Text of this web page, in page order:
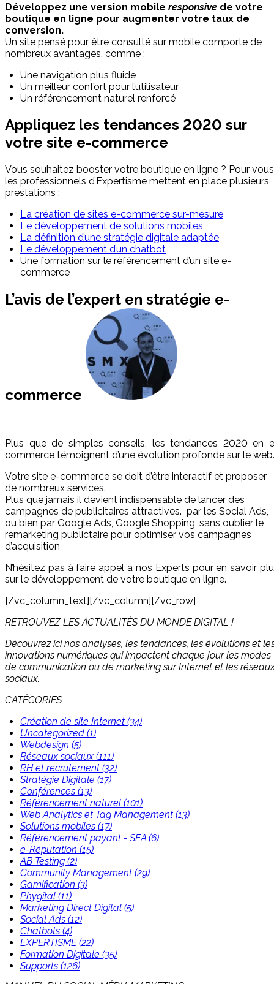
Développez une version mobile responsive de votre
boutique en ligne pour augmenter votre taux de
conversion.
Un site pensé pour être consulté sur mobile comporte de
nombreux avantages, comme :
Une navigation plus fluide
Un meilleur confort pour l’utilisateur
Un référencement naturel renforcé
Appliquez les tendances 2020 sur
votre site e-commerce
Vous souhaitez booster votre boutique en ligne ? Pour
les professionnels d’Expertisme mettent en place plusieurs
prestations :
La création de sites e-commerce sur-mesure
Le développement de solutions mobiles
La définition d’une stratégie digitale adaptée
Le développement d’un chatbot
Une formation sur le référencement d’un site e-
commerce
L’avis de l’expert en stratégie e-
commerce
Plus que de simples conseils, les tendances 2020 en
commerce témoignent d’une évolution profonde sur le web.
Votre site e-commerce se doit d’être interactif et proposer
de nombreux services.
Plus que jamais il devient indispensable de lancer des
campagnes de publicitaires attractives. par les Social Ads,
ou bien par Google Ads, Google Shopping, sans oublier le
remarketing publictaire pour optimiser vos campagnes
d’acquisition
N’hésitez pas à faire appel à nos Experts pour en savoir
sur le développement de votre boutique en ligne.
[/vc_column_text][/vc_column][/vc_row]
RETROUVEZ LES ACTUALITÉS DU MONDE DIGITAL !
Découvrez ici nos analyses, les tendances, les évolutions et
innovations numériques qui impactent chaque jour les modes
de communication ou de marketing sur Internet et les
sociaux.
CATÉGORIES
Création de site Internet (34)
Uncategorized (1)
Webdesign (5)
Réseaux sociaux (111)
RH et recrutement (32)
Stratégie Digitale (17)
Conférences (13)
Référencement naturel (101)
Web Analytics et Tag Management (13)
Solutions mobiles (17)
Référencement payant - SEA (6)
e-Réputation (15)
AB Testing (2)
Community Management (29)
Gamification (3)
Phygital (11)
Marketing Direct Digital (5)
Social Ads (12)
Chatbots (4)
EXPERTISME (22)
Formation Digitale (35)
Supports (126)